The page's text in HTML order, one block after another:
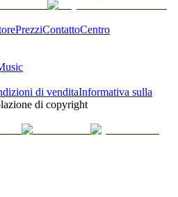
PrezziContattoCentro
di venditaInformativa sulla
di copyright